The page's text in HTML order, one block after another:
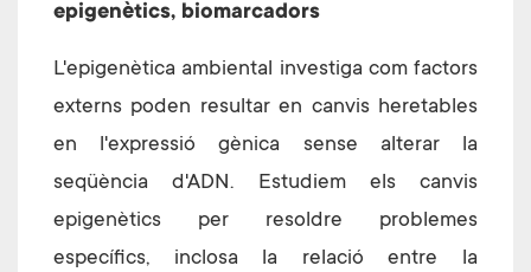
epigenètics, biomarcadors
L'epigenètica ambiental investiga com factors
externs poden resultar en canvis heretables
en l'expressió gènica sense alterar la
seqüència d'ADN. Estudiem els canvis
epigenètics per resoldre problemes
específics, inclosa la relació entre la